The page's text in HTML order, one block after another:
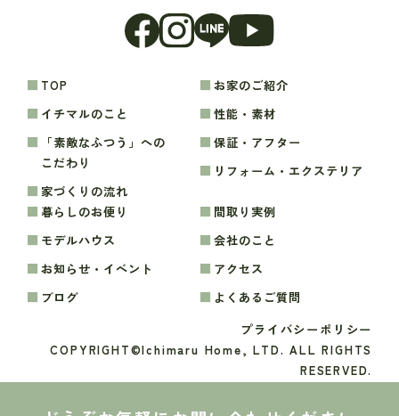
TOP
イチマルのこと
「素敵なふつう」への
こだわり
家づくりの流れ
お家のご紹介
性能・素材
保証・アフター
リフォーム・エクステリア
暮らしのお便り
モデルハウス
お知らせ・イベント
ブログ
間取り実例
会社のこと
アクセス
よくあるご質問
プライバシーポリシー
COPYRIGHT©Ichimaru Home, LTD. ALL RIGHTS
RESERVED.